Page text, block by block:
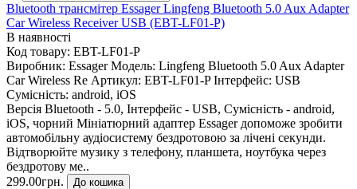
Bluetooth трансмітер Essager Lingfeng Bluetooth 5.0 Aux Adapter
Car Wireless Receiver USB (EBT-LF01-P)
В наявності
Код товару: EBT-LF01-P
Виробник: Essager Модель: Lingfeng Bluetooth 5.0 Aux Adapter
Car Wireless Re Артикул: EBT-LF01-P Інтерфейс: USB
Сумісність: android, iOS
Версія Bluetooth - 5.0, Інтерфейс - USB, Сумісність - android,
iOS, чорний Мініатюрний адаптер Essager допоможе зробити
автомобільну аудіосистему бездротовою за лічені секунди.
Відтворюйте музику з телефону, планшета, ноутбука через
бездротову ме..
299.00грн.
До кошика